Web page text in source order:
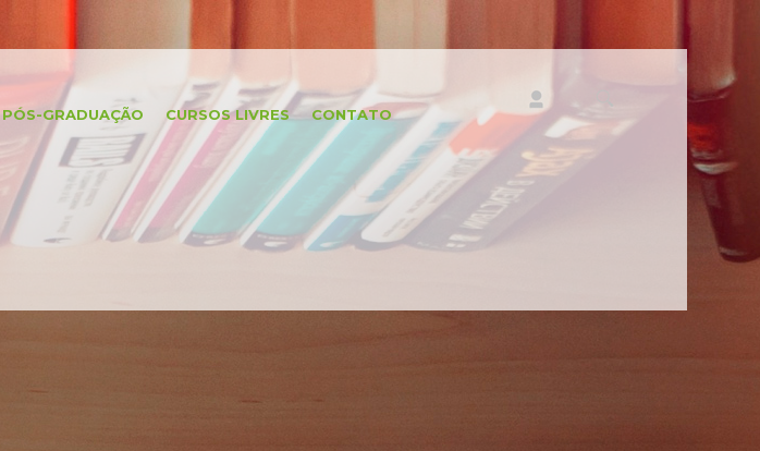
PÓS-GRADUAÇÃO CURSOS LIVRES CONTATO